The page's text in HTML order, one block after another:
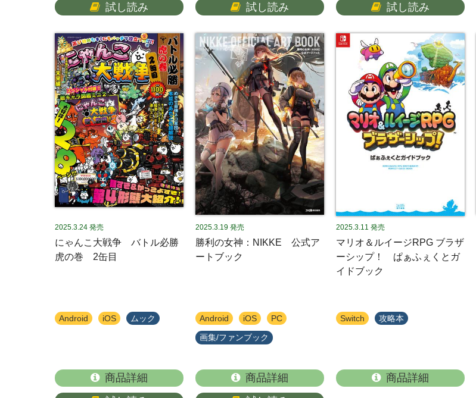
試し読み
試し読み
試し読み
2025.3.24 発売
にゃんこ大戦争 バトル必勝
虎の巻 2缶目
Android iOS ムック
商品詳細
2025.3.19 発売
勝利の女神：NIKKE 公式ア
ートブック
Android iOS PC
画集/ファンブック
商品詳細
2025.3.11 発売
マリオ＆ルイージRPG ブラザ
ーシップ！ ぱぁふぇくとガ
イドブック
Switch 攻略本
商品詳細